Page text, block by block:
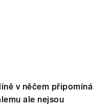
v něčem připomíná
ale nejsou